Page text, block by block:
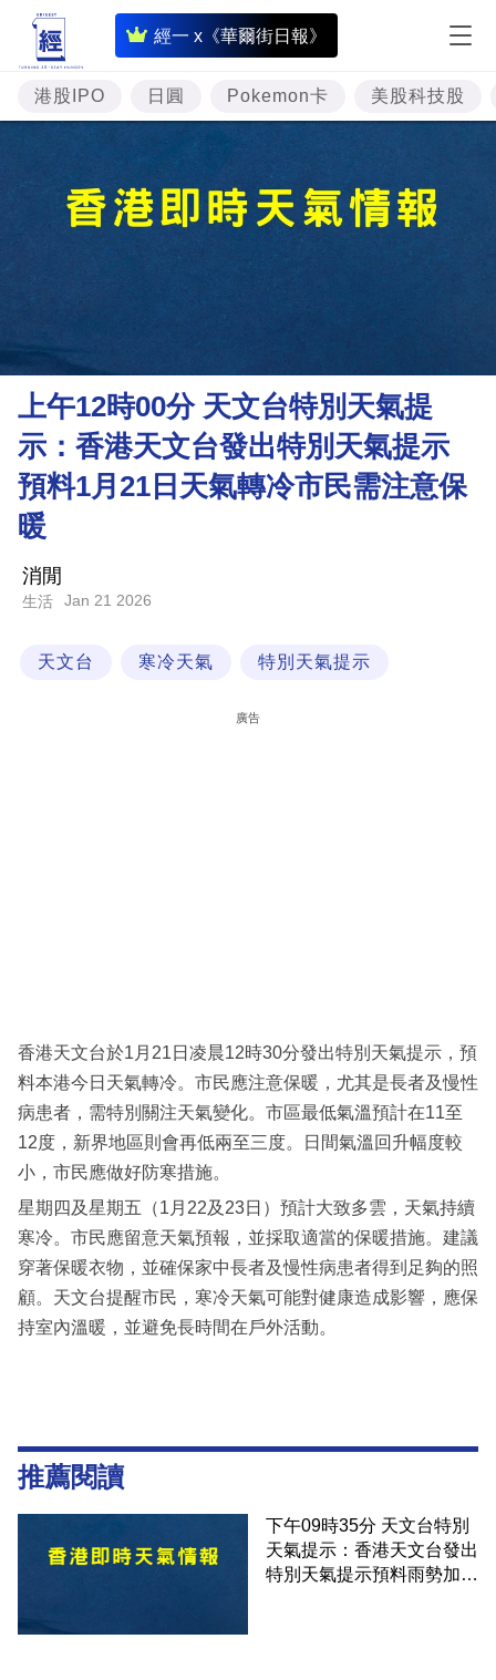
經一 x《華爾街日報》
即
時
財
經
題
投
理
財
商
業
職
生
港股IPO 日圓 Pokemon卡 美股科技股
上午12時00分 天文台特別天氣提
示：香港天文台發出特別天氣提示
預料1月21日天氣轉冷市民需注意保
暖
消閒
生活 Jan 21 2026
天文台 寒冷天氣 特別天氣提示
廣告
香港天文台於1月21日凌晨12時30分發出特別天氣提示，預
料本港今日天氣轉冷。市民應注意保暖，尤其是長者及慢性
病患者，需特別關注天氣變化。市區最低氣溫預計在11至
12度，新界地區則會再低兩至三度。日間氣溫回升幅度較
小，市民應做好防寒措施。
星期四及星期五（1月22及23日）預計大致多雲，天氣持續
寒冷。市民應留意天氣預報，並採取適當的保暖措施。建議
穿著保暖衣物，並確保家中長者及慢性病患者得到足夠的照
顧。天文台提醒市民，寒冷天氣可能對健康造成影響，應保
持室內溫暖，並避免長時間在戶外活動。
推薦閱讀
下午09時35分 天文台特別
天氣提示：香港天文台發出
特別天氣提示預料雨勢加劇